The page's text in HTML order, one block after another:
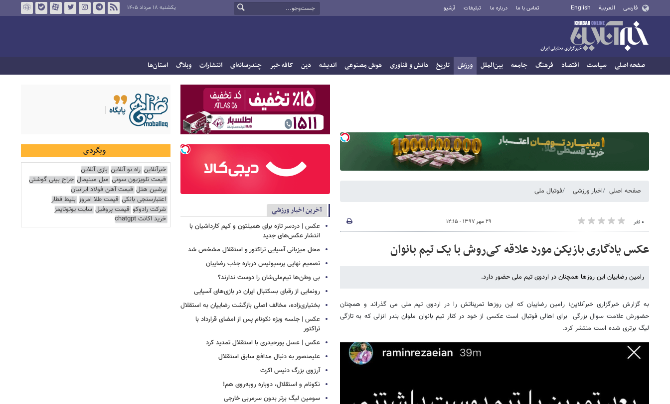
فارسی العربية English تماس با ما درباره ما تبلیغات آرشیو یکشنبه ۱۸ مرداد ۱۴۰۵
صفحه اصلی سیاست اقتصاد فرهنگ جامعه بین‌الملل ورزش تاریخ دانش و فناوری هوش مصنوعی اندیشه دین کافه خبر چندرسانه‌ای انتشارات وبلاگ استان‌ها
صفحه اصلی اخبار ورزشی فوتبال ملی
۰ نفر ۲۹ مهر ۱۳۹۷ - ۱۲:۱۵
عکس یادگاری بازیکن مورد علاقه کی‌روش با یک تیم بانوان
رامین رضاییان این روزها همچنان در اردوی تیم ملی حضور دارد.
به گزارش خبرگزاری خبرآنلاین؛ رامین رضاییان که این روزها تمریناتش را در اردوی تیم ملی می گذراند و همچنان
حضورش علامت سوال بزرگی برای اهالی فوتبال است عکسی از خود در کنار تیم بانوان ملوان بندر انزلی که به تازگی
لیگ برتری شده است منتشر کرد.
آخرین اخبار ورزشی
عکس | دردسر تازه برای همیلتون و کیم کارداشیان با
انتشار عکس‌های جدید
محل میزبانی آسیایی تراکتور و استقلال مشخص شد
تصمیم نهایی پرسپولیس درباره جذب رضاییان
بی وطن‌ها تیم‌ملی‌شان را دوست ندارند؟
رونمایی از رقبای بسکتبال ایران در بازی‌های آسیایی
بختیاری‌زاده، مخالف اصلی بازگشت رضاییان به استقلال
عکس | جلسه ویژه نکونام پس از امضای قرارداد با
تراکتور
عکس | عسل پورحیدری با استقلال تمدید کرد
علیمنصور به دنبال مدافع سابق استقلال
آرزوی بزرگ دنیس اکرت
نکونام و استقلال، دوباره روبه‌روی هم!
سومین لیگ برتر بدون سرمربی خارجی
وبگردی
خبرآنلاین راه نو آنلاین بازی آنلاین
قیمت تلویزیون سونی مبل مینیمال جراح بینی گوشتی
پرشین هتل قیمت آهن فولاد ایرانیان
اعتبارسنجی بانکی قیمت طلا امروز بلیط قطار
شرکت رادوکو قیمت پروفیل سایت یوتوتایمز
خرید اکانت chatgpt